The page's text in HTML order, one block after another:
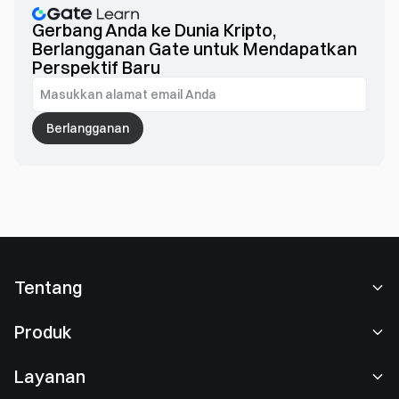
baru yang membentuk interaksi Web3.
Gerbang Anda ke Dunia Kripto,
Berlangganan Gate untuk Mendapatkan
Perspektif Baru
Berlangganan
Tentang
Ruang berita
Produk
Layanan